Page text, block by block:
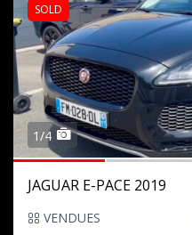
SOLD
1/4
JAGUAR E-PACE 2019
VENDUES